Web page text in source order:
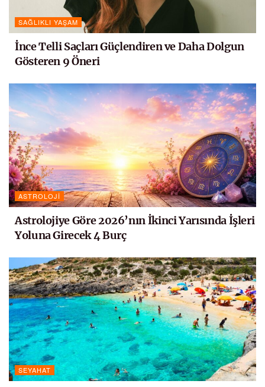
SAĞLIKLI YAŞAM
İnce Telli Saçları Güçlendiren ve Daha Dolgun
Gösteren 9 Öneri
ASTROLOJI
Astrolojiye Göre 2026’nın İkinci Yarısında İşleri
Yoluna Girecek 4 Burç
SEYAHAT